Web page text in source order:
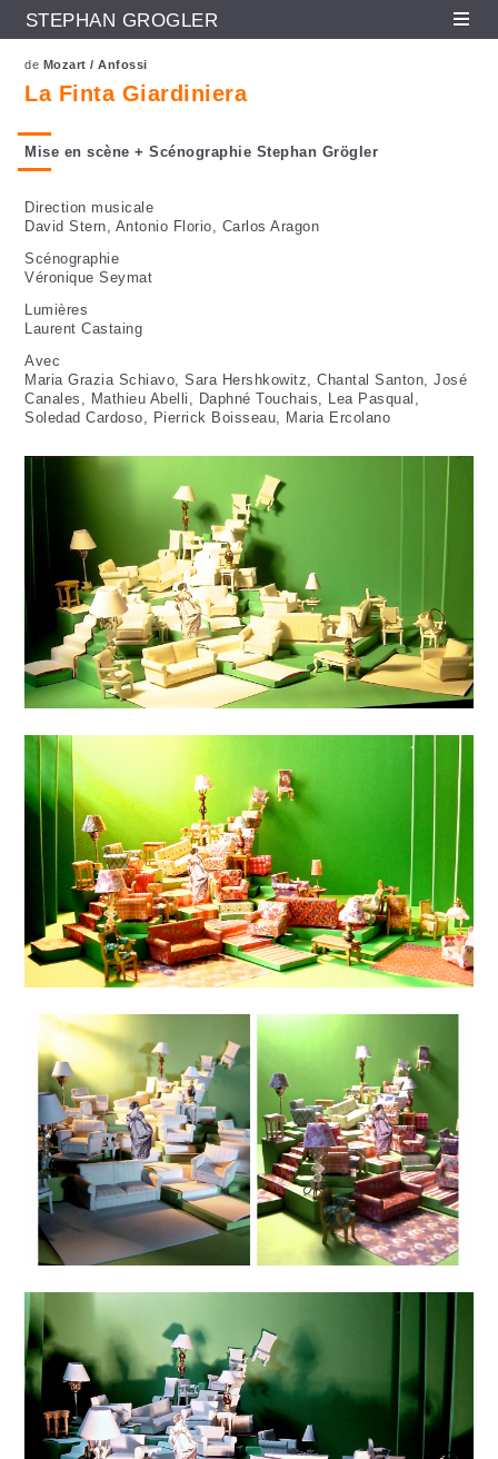
Aller au contenu principal
STEPHAN GRÖGLER De
de Mozart / Anfossi
La Finta Giardiniera
Mise en scène + Scénographie Stephan Grögler
Direction musicale
David Stern, Antonio Florio, Carlos Aragon
Scénographie
Véronique Seymat
Lumières
Laurent Castaing
Avec
Maria Grazia Schiavo, Sara Hershkowitz, Chantal Santon, José
Canales, Mathieu Abelli, Daphné Touchais, Lea Pasqual,
Soledad Cardoso, Pierrick Boisseau, Maria Ercolano